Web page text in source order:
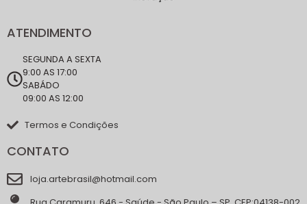
ATENDIMENTO
SEGUNDA A SEXTA
9:00 AS 17:00
SABÁDO
09:00 AS 12:00
Termos e Condições
CONTATO
loja.artebrasil@hotmail.com